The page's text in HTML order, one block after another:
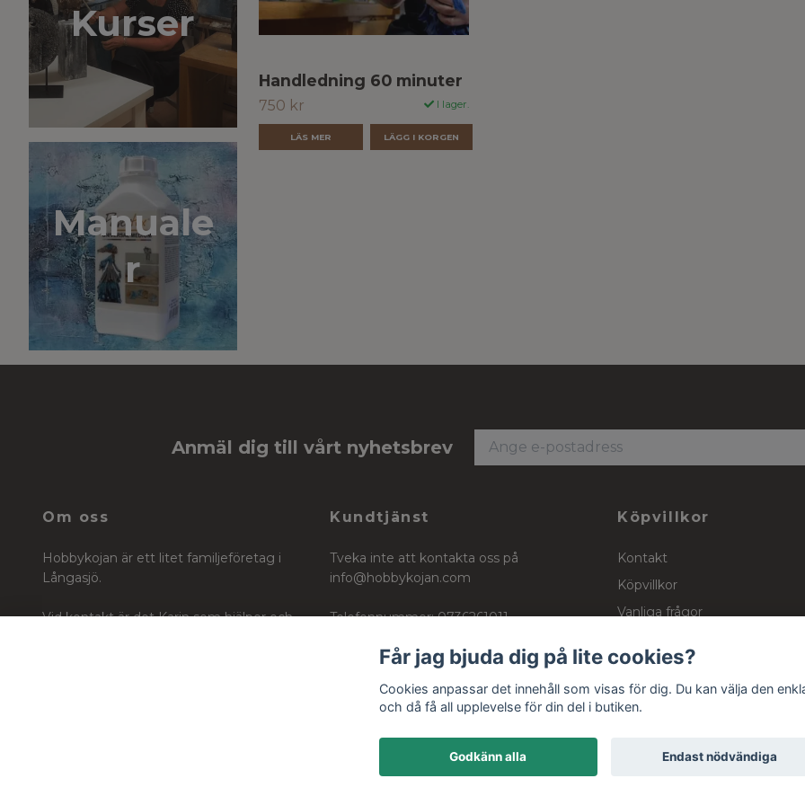
Kurser
Manuale
r
Handledning 60 minuter
750 kr I lager.
LÄS MER
Anmäl dig till vårt nyhetsbrev
Om oss
Hobbykojan är ett litet familjeföretag i
Långasjö.
Vid kontakt är det Karin som hjälper och
Kundtjänst
Tveka inte att kontakta oss på
info@hobbykojan.com
Telefonnummer: 0736261011
Köpvillkor
Kontakt
Köpvillkor
Vanliga frågor
Får jag bjuda dig på lite cookies?
Cookies anpassar det innehåll som visas för dig. Du kan välja den
och då få all upplevelse för din del i butiken.
Godkänn alla Endast nödvändiga